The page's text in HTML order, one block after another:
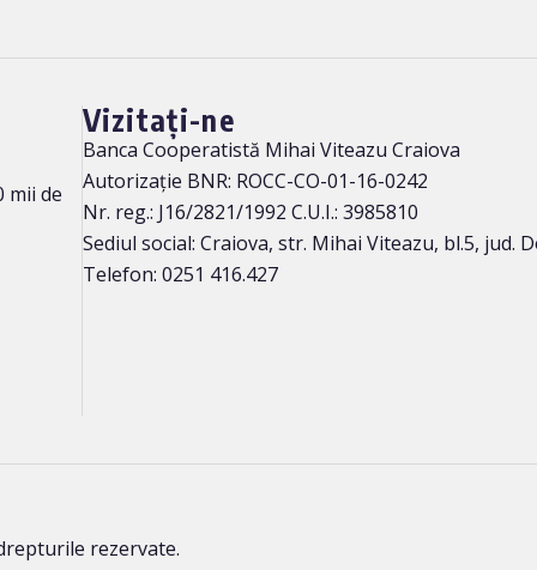
mii de
Vizitați-ne
Banca Cooperatistă Mihai Viteazu Craiova
Autorizație BNR: ROCC-CO-01-16-0242
Nr. reg.: J16/2821/1992 C.U.I.: 3985810
Sediul social: Craiova, str. Mihai Viteazu, bl.5, jud.
Telefon: 0251 416.427
rezervate.